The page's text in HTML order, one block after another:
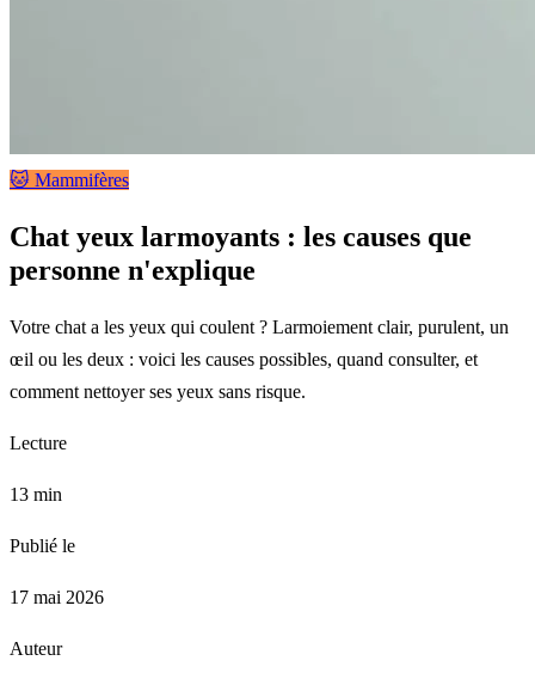
🐱 Mammifères
Chat yeux larmoyants : les causes que
personne n'explique
Votre chat a les yeux qui coulent ? Larmoiement clair, purulent, un
œil ou les deux : voici les causes possibles, quand consulter, et
comment nettoyer ses yeux sans risque.
Lecture
13 min
Publié le
17 mai 2026
Auteur